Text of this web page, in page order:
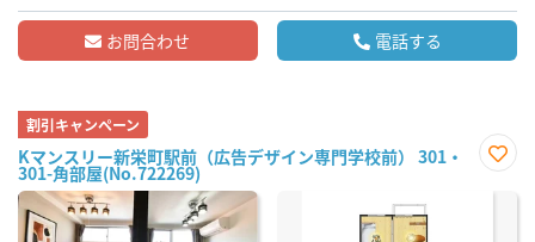
お問合わせ 電話する
割引キャンペーン
Kマンスリー新栄町駅前（広告デザイン専門学校前） 301・
301-角部屋(No.722269)
に入